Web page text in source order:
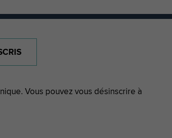
Vous pouvez vous désinscrire à